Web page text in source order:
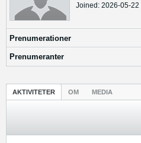
Joined: 2026-05-22
Prenumerationer
Prenumeranter
AKTIVITETER OM MEDIA